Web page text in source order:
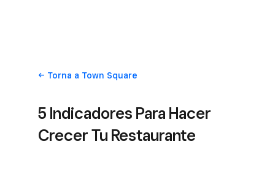
Torna a Town Square
5 Indicadores Para Hacer
Crecer Tu Restaurante